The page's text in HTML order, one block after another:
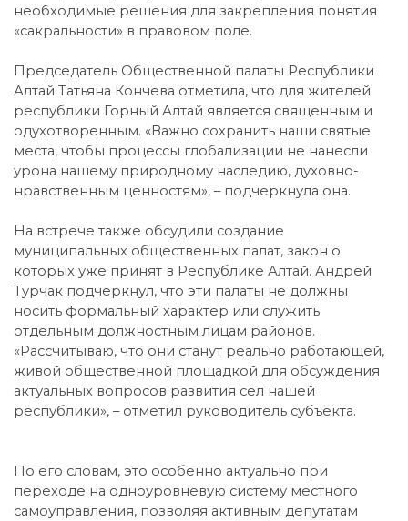
необходимые решения для закрепления понятия
«сакральности» в правовом поле.
Председатель Общественной палаты Республики
Алтай Татьяна Кончева отметила, что для жителей
республики Горный Алтай является священным и
одухотворенным. «Важно сохранить наши святые
места, чтобы процессы глобализации не нанесли
урона нашему природному наследию, духовно-
нравственным ценностям», – подчеркнула она.
На встрече также обсудили создание
муниципальных общественных палат, закон о
которых уже принят в Республике Алтай. Андрей
Турчак подчеркнул, что эти палаты не должны
носить формальный характер или служить
отдельным должностным лицам районов.
«Рассчитываю, что они станут реально работающей,
живой общественной площадкой для обсуждения
актуальных вопросов развития сёл нашей
республики», – отметил руководитель субъекта.
По его словам, это особенно актуально при
переходе на одноуровневую систему местного
самоуправления, позволяя активным депутатам